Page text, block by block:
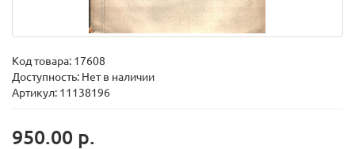
Код товара: 17608
Доступность: Нет в наличии
Артикул: 11138196
950.00 р.